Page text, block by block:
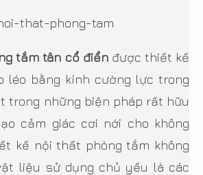
tắm tân cổ điểnđược thiết kế
léo bằng kính cường lực trong
trong những biện pháp rất hữu
cảm giác cơi nới cho không
kế nội thất phòng tắm không
liệu sử dụng chủ yếu là các